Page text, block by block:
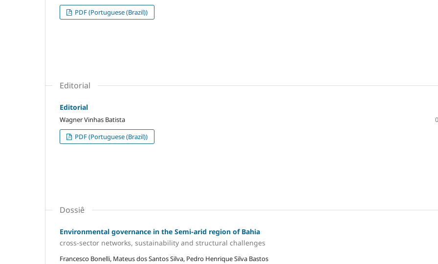
PDF (Portuguese (Brazil))
Editorial
Editorial
Wagner Vinhas Batista
PDF (Portuguese (Brazil))
Dossiê
Environmental governance in the Semi-arid region of Bahia
cross-sector networks, sustainability and structural challenges
Francesco Bonelli, Mateus dos Santos Silva, Pedro Henrique Silva Bastos